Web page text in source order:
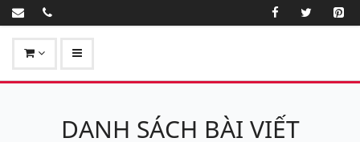
DANH SÁCH BÀI VIẾT